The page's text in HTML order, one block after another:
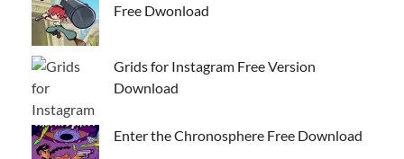
Free Dwonload
Grids for Instagram Free Version
Download
Enter the Chronosphere Free Download